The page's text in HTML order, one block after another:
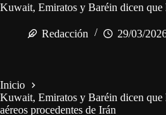
Kuwait, Emiratos y Baréin dicen que
Redacción 29/03/
Inicio
Kuwait, Emiratos y Baréin dicen que
aéreos procedentes de Irán